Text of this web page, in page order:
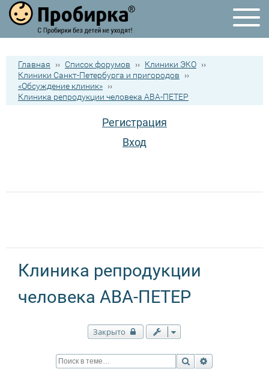
Главная ›› Список форумов ›› Клиники ЭКО ››
Клиники Санкт-Петербурга и пригородов
››
«Обсуждение клиник» ››
Клиника репродукции человека АВА-ПЕТЕР
Регистрация
Вход
Клиника репродукции
человека АВА-ПЕТЕР
Закрыто
Поиск